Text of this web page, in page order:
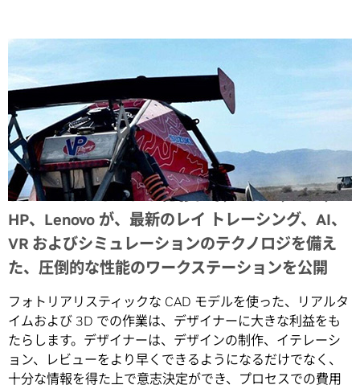
SOLIDWORKS World において、BOXX、Dell、
HP、Lenovo が、最新のレイ トレーシング、AI、
VR およびシミュレーションのテクノロジを備え
た、圧倒的な性能のワークステーションを公開
フォトリアリスティックな CAD モデルを使った、リアルタ
イムおよび 3D での作業は、デザイナーに大きな利益をも
たらします。デザイナーは、デザインの制作、イテレーシ
ョン、レビューをより早くできるようになるだけでなく、
十分な情報を得た上で意志決定ができ、プロセスでの費用